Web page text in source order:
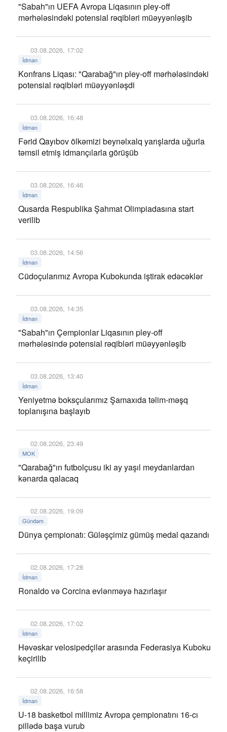
"Sabah"ın UEFA Avropa Liqasının pley-off
mərhələsindəki potensial rəqibləri müəyyənləşib
03.08.2026, 17:02
İdman
Konfrans Liqası: "Qarabağ"ın pley-off mərhələsindəki
potensial rəqibləri müəyyənləşdi
03.08.2026, 16:48
İdman
Fərid Qayıbov ölkəmizi beynəlxalq yarışlarda uğurla
təmsil etmiş idmançılarla görüşüb
03.08.2026, 16:46
İdman
Qusarda Respublika Şahmat Olimpiadasına start
verilib
03.08.2026, 14:56
İdman
Cüdoçularımız Avropa Kubokunda iştirak edəcəklər
03.08.2026, 14:35
İdman
"Sabah"ın Çempionlar Liqasının pley-off
mərhələsində potensial rəqibləri müəyyənləşib
03.08.2026, 13:40
İdman
Yeniyetmə boksçularımız Şamaxıda təlim-məşq
toplanışına başlayıb
02.08.2026, 23:49
MOK
"Qarabağ"ın futbolçusu iki ay yaşıl meydanlardan
kənarda qalacaq
02.08.2026, 19:09
Gündəm
Dünya çempionatı: Güləşçimiz gümüş medal qazandı
02.08.2026, 17:28
İdman
Ronaldo və Corcina evlənməyə hazırlaşır
02.08.2026, 17:02
İdman
Həvəskar velosipedçilər arasında Federasiya Kuboku
keçirilib
02.08.2026, 16:58
İdman
U-18 basketbol millimiz Avropa çempionatını 16-cı
pillədə başa vurub